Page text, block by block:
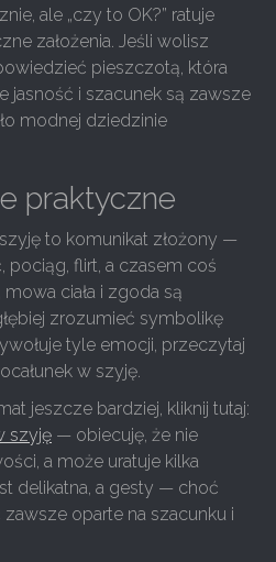
ale „czy to OK?” ratuje
założenia. Jeśli wolisz
pieszczotą, która
jasność i szacunek są zawsze
modnej dziedzinie
praktyczne
to komunikat złożony —
pociąg, flirt, a czasem coś
ciała i zgoda są
zrozumieć symbolikę
tyle emocji, przeczytaj
w szyję.
jeszcze bardziej, kliknij tutaj:
szyję — obiecuję, że nie
a może uratuje kilka
delikatna, a gesty — choć
oparte na szacunku i